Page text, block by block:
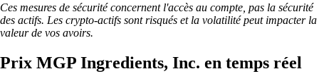
Ces mesures de sécurité concernent l'accès au compte, pas la sécurité
des actifs. Les crypto-actifs sont risqués et la volatilité peut impacter la
valeur de vos avoirs.
Prix MGP Ingredients, Inc. en temps réel